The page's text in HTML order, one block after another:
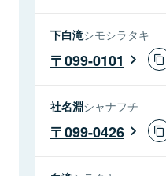
下白滝シモシラタキ
099-0101
社名淵シャナフチ
099-0426